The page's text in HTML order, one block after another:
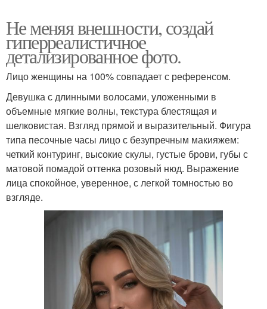
Не меняя внешности, создай
гиперреалистичное
детализированное фото.
Лицо женщины на 100% совпадает с референсом.
Девушка с длинными волосами, уложенными в
объемные мягкие волны, текстура блестящая и
шелковистая. Взгляд прямой и выразительный. Фигура
типа песочные часы лицо с безупречным макияжем:
четкий контуринг, высокие скулы, густые брови, губы с
матовой помадой оттенка розовый нюд. Выражение
лица спокойное, уверенное, с легкой томностью во
взгляде.